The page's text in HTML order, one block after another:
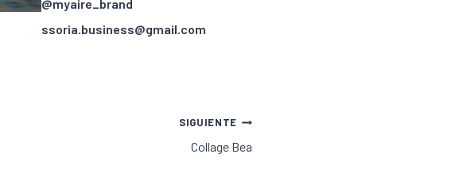
@myaire_brand
ssoria.business@gmail.com
SIGUIENTE
Collage Bea